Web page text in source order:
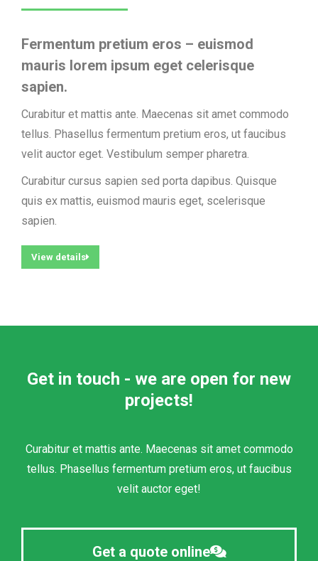
Fermentum pretium eros – euismod
mauris lorem ipsum eget celerisque
sapien.
Curabitur et mattis ante. Maecenas sit amet commodo
tellus. Phasellus fermentum pretium eros, ut faucibus
velit auctor eget. Vestibulum semper pharetra.
Curabitur cursus sapien sed porta dapibus. Quisque
quis ex mattis, euismod mauris eget, scelerisque
sapien.
View details
Get in touch - we are open for new
projects!
Curabitur et mattis ante. Maecenas sit amet commodo
tellus. Phasellus fermentum pretium eros, ut faucibus
velit auctor eget!
Get a quote online